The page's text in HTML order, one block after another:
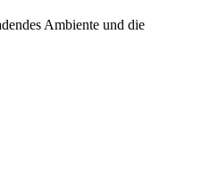
Ambiente und die